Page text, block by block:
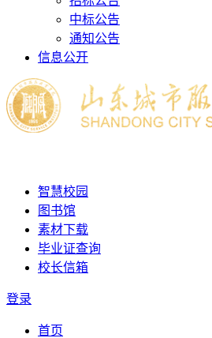
中标公告
通知公告
信息公开
智慧校园
图书馆
素材下载
毕业证查询
校长信箱
登录
首页